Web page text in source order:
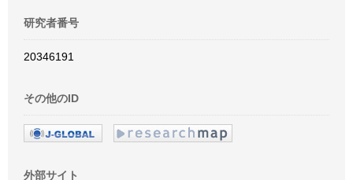
研究者番号
20346191
その他のID
外部サイト